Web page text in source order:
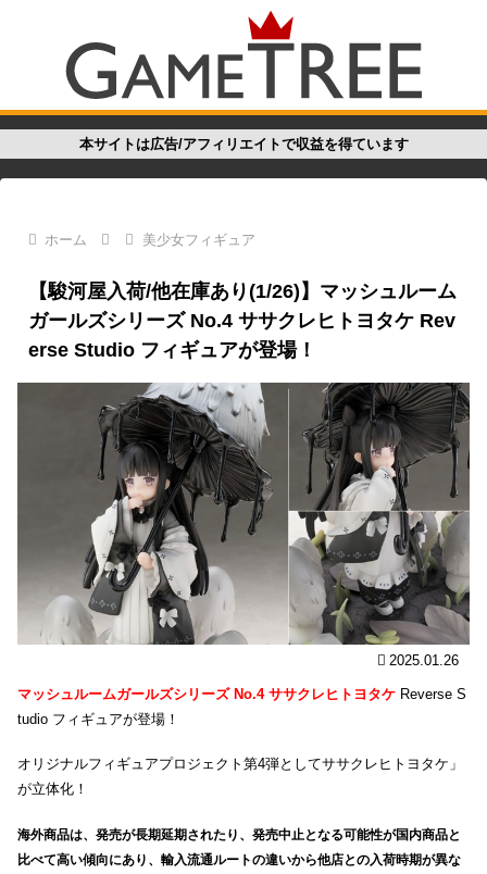
本サイトは広告/アフィリエイトで収益を得ています
ホーム 美少女フィギュア
【駿河屋入荷/他在庫あり(1/26)】マッシュルーム
ガールズシリーズ No.4 ササクレヒトヨタケ Rev
erse Studio フィギュアが登場！
2025.01.26
マッシュルームガールズシリーズ No.4 ササクレヒトヨタケ Reverse S
tudio フィギュアが登場！
オリジナルフィギュアプロジェクト第4弾としてササクレヒトヨタケ」
が立体化！
海外商品は、発売が長期延期されたり、発売中止となる可能性が国内商品と
比べて高い傾向にあり、輸入流通ルートの違いから他店との入荷時期が異な